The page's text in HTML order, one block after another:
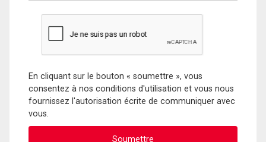
En cliquant sur le bouton « soumettre », vous
consentez à nos conditions d'utilisation et vous nous
fournissez l'autorisation écrite de communiquer avec
vous.